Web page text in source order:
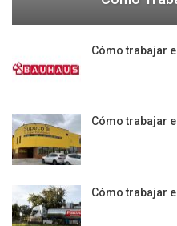
Cómo trabajar
Cómo trabajar
Cómo trabajar